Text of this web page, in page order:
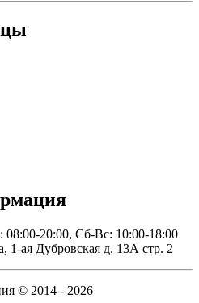
20:00, Сб-Вс: 10:00-18:00
1-ая Дубровская д. 13А стр. 2
© 2014 - 2026